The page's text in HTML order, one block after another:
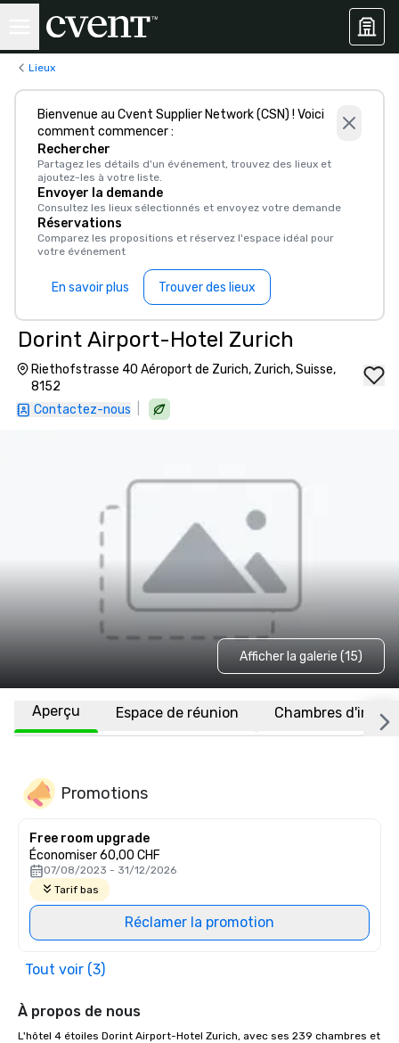
Lieux
Bienvenue au Cvent Supplier Network (CSN) ! Voici
comment commencer :
Rechercher
Partagez les détails d'un événement, trouvez des lieux et
ajoutez-les à votre liste.
Envoyer la demande
Consultez les lieux sélectionnés et envoyez votre demande
Réservations
Comparez les propositions et réservez l'espace idéal pour
votre événement
En savoir plus Trouver des lieux
Dorint Airport-Hotel Zurich
Riethofstrasse 40 Aéroport de Zurich, Zurich, Suisse,
8152
Contactez-nous
Afficher la galerie (15)
Aperçu Espace de réunion Chambres
Promotions
Free room upgrade
Économiser 60,00 CHF
07/08/2023 - 31/12/2026
Tarif bas
Réclamer la promotion
Tout voir (3)
À propos de nous
L'hôtel 4 étoiles Dorint Airport-Hotel Zurich, avec ses 239 chambres et